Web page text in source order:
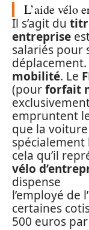
L’aide vélo
Il s’agit du
entreprise
salariés pour
mobilité. Le
(pourforfait
empruntent
que la
spécialement
cela qu’il
vélo
dispense
l’employé de
certaines
500 euros